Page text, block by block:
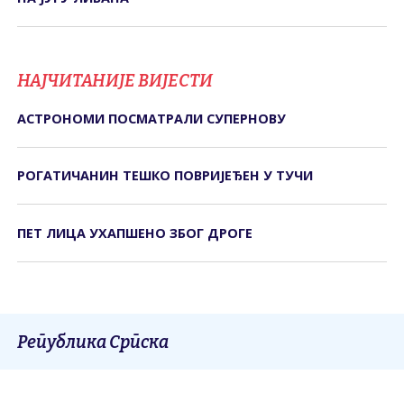
НАЈЧИТАНИЈЕ ВИЈЕСТИ
АСТРОНОМИ ПОСМАТРАЛИ СУПЕРНОВУ
РОГАТИЧАНИН ТЕШКО ПОВРИЈЕЂЕН У ТУЧИ
ПЕТ ЛИЦА УХАПШЕНО ЗБОГ ДРОГЕ
Република Српска